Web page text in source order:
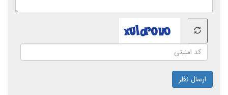
ارسال نظر